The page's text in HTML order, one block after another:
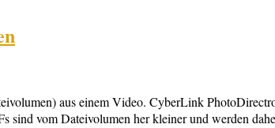
aus einem Video. CyberLink
vom Dateivolumen her kleiner und werden